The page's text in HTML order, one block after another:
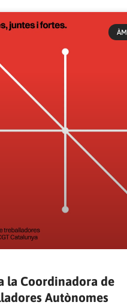
la Coordinadora de
Autònomes